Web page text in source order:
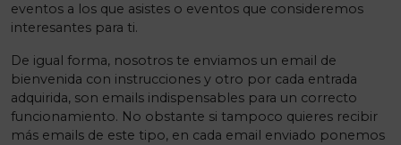
eventos a los que asistes o eventos que consideremos
interesantes para ti.
De igual forma, nosotros te enviamos un email de
bienvenida con instrucciones y otro por cada entrada
adquirida, son emails indispensables para un correcto
funcionamiento. No obstante si tampoco quieres recibir
más emails de este tipo, en cada email enviado ponemos